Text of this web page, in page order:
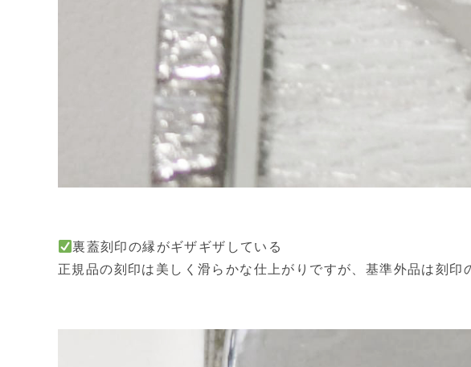
裏蓋刻印の縁がギザギザしている
正規品の刻印は美しく滑らかな仕上がりですが、基準外品は刻印